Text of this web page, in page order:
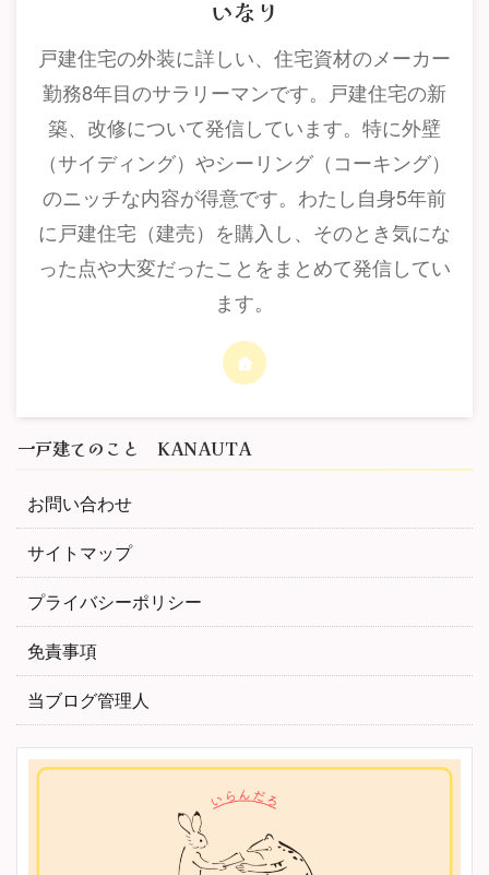
いなり
戸建住宅の外装に詳しい、住宅資材のメーカー
勤務8年目のサラリーマンです。戸建住宅の新
築、改修について発信しています。特に外壁
（サイディング）やシーリング（コーキング）
のニッチな内容が得意です。わたし自身5年前
に戸建住宅（建売）を購入し、そのとき気にな
った点や大変だったことをまとめて発信してい
ます。
一戸建てのこと KANAUTA
お問い合わせ
サイトマップ
プライバシーポリシー
免責事項
当ブログ管理人